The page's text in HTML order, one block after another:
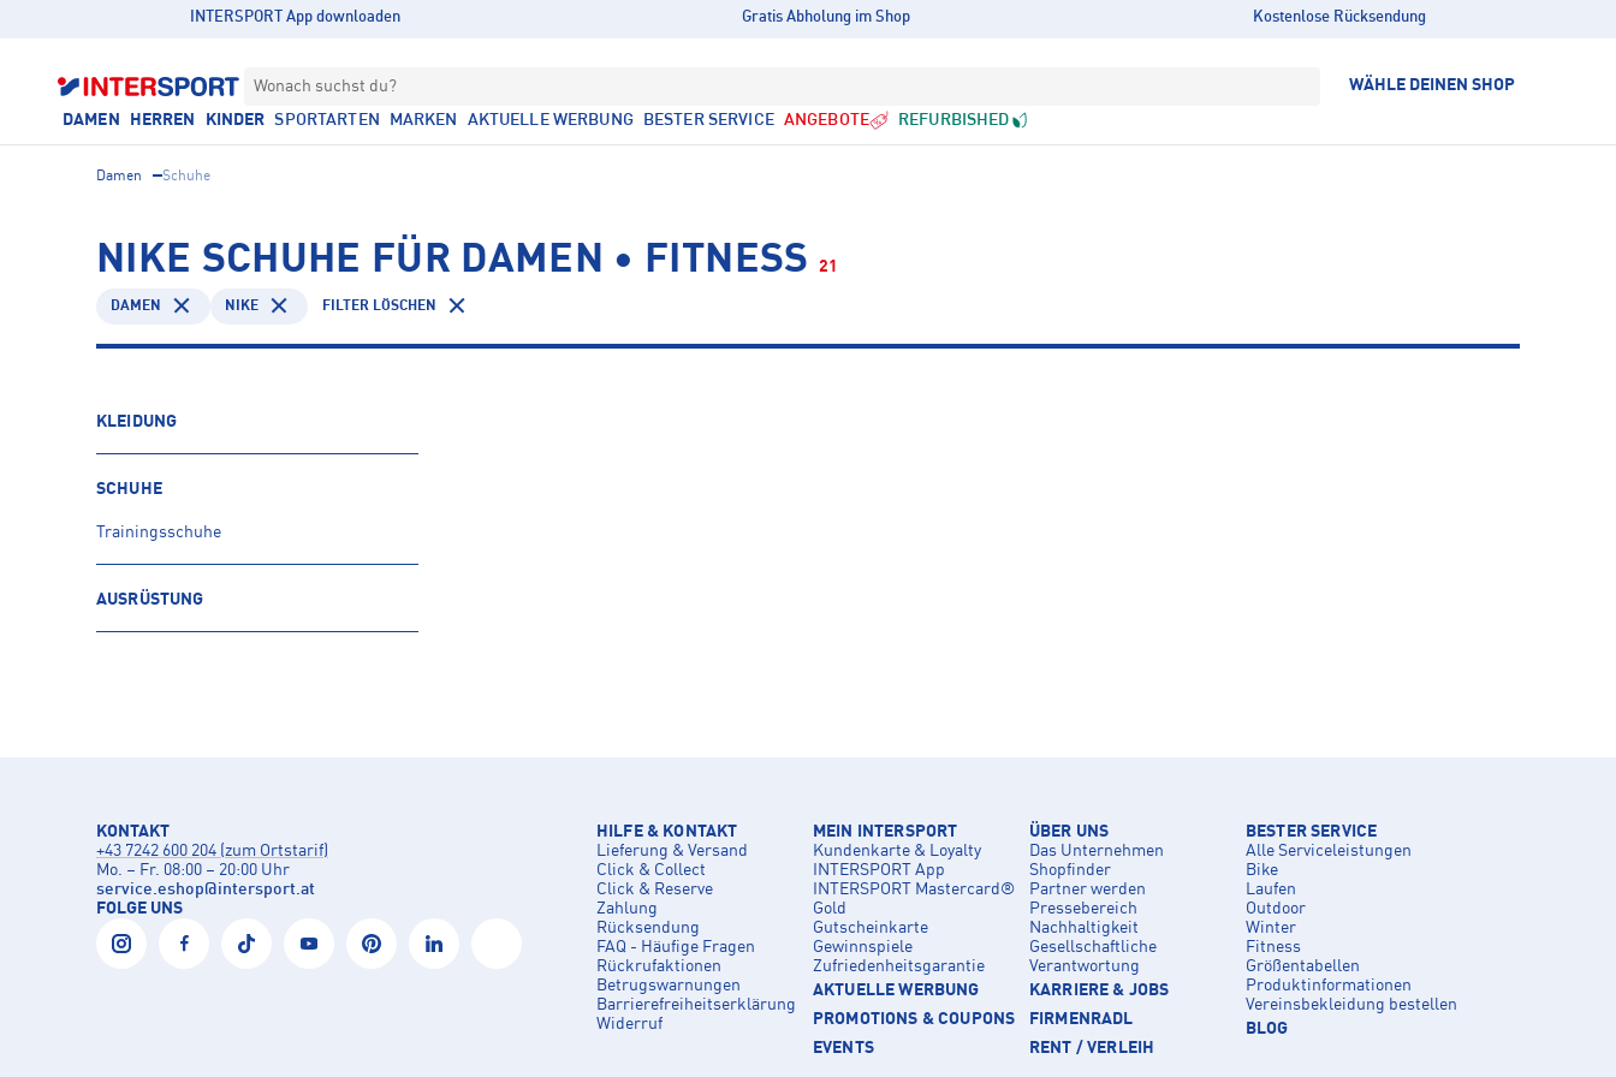
INTERSPORT App downloaden Gratis Abholung im Shop Kostenlose Rücksendung
Wonach suchst du? WÄHLE DEINEN SHOP
DAMEN HERREN KINDER SPORTARTEN MARKEN AKTUELLE WERBUNG BESTER SERVICE ANGEBOTE REFURBISHED
Damen Schuhe
NIKE SCHUHE FÜR DAMEN • FITNESS 21
DAMEN NIKE FILTER LÖSCHEN
KLEIDUNG
SCHUHE
Trainingsschuhe
AUSRÜSTUNG
KONTAKT
+43 7242 600 204 (zum Ortstarif)
Mo. – Fr. 08:00 – 20:00 Uhr
service.eshop@intersport.at
FOLGE UNS
HILFE & KONTAKT
Lieferung & Versand
Click & Collect
Click & Reserve
Zahlung
Rücksendung
FAQ - Häufige Fragen
Rückrufaktionen
Betrugswarnungen
Barrierefreiheitserklärung
Widerruf
MEIN INTERSPORT
Kundenkarte & Loyalty
INTERSPORT App
INTERSPORT Mastercard®
Gold
Gutscheinkarte
Gewinnspiele
Zufriedenheitsgarantie
AKTUELLE WERBUNG
PROMOTIONS & COUPONS
EVENTS
ÜBER UNS
Das Unternehmen
Shopfinder
Partner werden
Pressebereich
Nachhaltigkeit
Gesellschaftliche
Verantwortung
KARRIERE & JOBS
FIRMENRADL
RENT / VERLEIH
BESTER SERVICE
Alle Serviceleistungen
Bike
Laufen
Outdoor
Winter
Fitness
Größentabellen
Produktinformationen
Vereinsbekleidung bestellen
BLOG